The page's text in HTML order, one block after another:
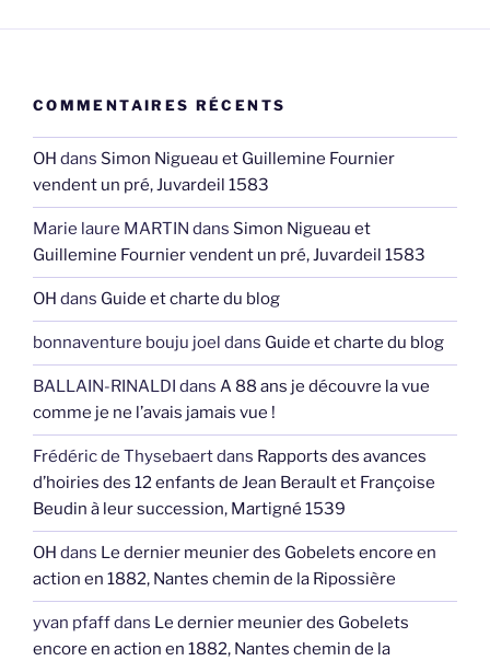
COMMENTAIRES RÉCENTS
OH dans Simon Nigueau et Guillemine Fournier
vendent un pré, Juvardeil 1583
Marie laure MARTIN dans Simon Nigueau et
Guillemine Fournier vendent un pré, Juvardeil 1583
OH dans Guide et charte du blog
bonnaventure bouju joel dans Guide et charte du blog
BALLAIN-RINALDI dans A 88 ans je découvre la vue
comme je ne l’avais jamais vue !
Frédéric de Thysebaertdans Rapports des avances
d’hoiries des 12 enfants de Jean Berault et Françoise
Beudin à leur succession, Martigné 1539
OH dans Le dernier meunier des Gobelets encore en
action en 1882, Nantes chemin de la Ripossière
yvan pfaffdans Le dernier meunier des Gobelets
encore en action en 1882, Nantes chemin de la